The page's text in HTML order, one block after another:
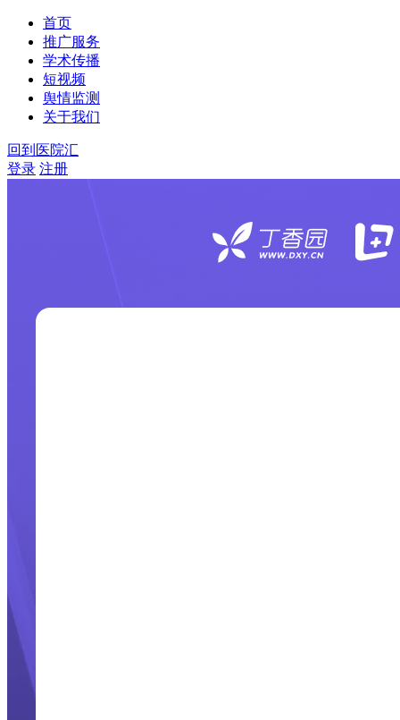
首页
推广服务
学术传播
短视频
舆情监测
关于我们
回到医院汇
登录 注册